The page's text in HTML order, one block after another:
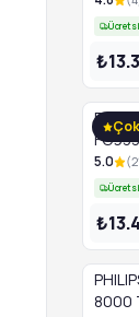
5.0 (
8000